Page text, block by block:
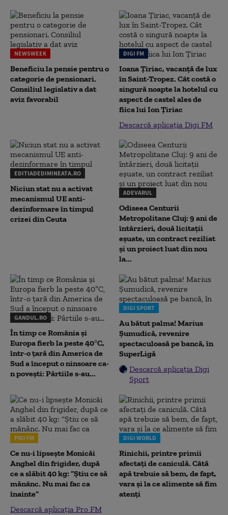
NEWSWEEK
Beneficiu la pensie pentru o
categorie de pensionari.
Consiliul legislativ a dat
aviz favorabil
DIGI FM
Ioana Țiriac, vacanță de lux
în Saint-Tropez. Cât costă o
singură noapte la hotelul cu
aspect de castel ales de
fiica lui Ion Țiriac
Descarcă aplicația Digi FM
EDITIADEDIMINEATA.RO
Niciun stat nu a activat
mecanismul UE anti-
dezinformare în timpul
crizei din Ceuta
ADEVARUL
Odiseea Centurii
Metropolitane Cluj: 9 ani de
întârzieri, două licitații
eșuate, un contract reziliat
și un proiect luat din nou
la...
GANDUL.RO
În timp ce România și
Europa fierb la peste 40°C,
într-o țară din America de
Sud a început o ninsoare ca-
n povești: Pârtiile s-au...
DIGI SPORT
Au bătut palma! Marius
Șumudică, revenire
spectaculoasă pe bancă, în
SuperLigă
Descarcă aplicația Digi
Sport
PRO FM
Ce nu-i lipsește Monicăi
Anghel din frigider, după
ce a slăbit 40 kg: “Știu ce să
mănânc. Nu mai fac ca
înainte”
Descarcă aplicația Pro FM
DIGI WORLD
Rinichii, printre primii
afectați de caniculă. Câtă
apă trebuie să bem, de fapt,
vara și la ce alimente să fim
atenți